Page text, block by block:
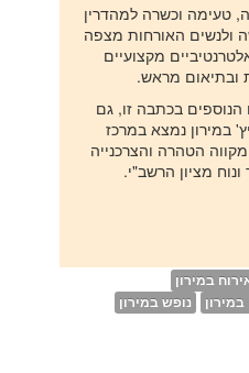
טעימה וכשרה למהדרין
ולנשים האורחות מצפה
מקצועיים
ובתיאום מראש.
בכתבה זו, גם
במירון נמצא במרכז
הטהרה והצרכנייה
מציון הרשב"י.
במירון
נופש במירון